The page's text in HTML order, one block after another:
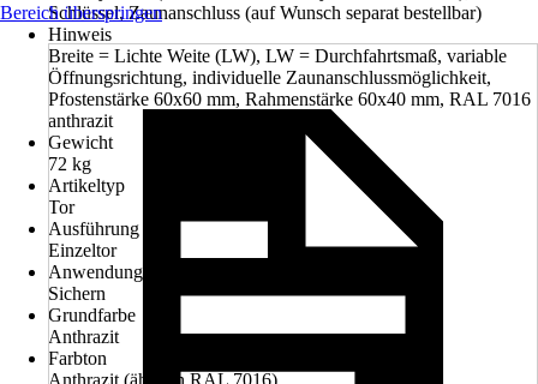
Schlüssel, Zaunanschluss (auf Wunsch separat bestellbar)
Hinweis
Breite = Lichte Weite (LW), LW = Durchfahrtsmaß, variable
Öffnungsrichtung, individuelle Zaunanschlussmöglichkeit,
Pfostenstärke 60x60 mm, Rahmenstärke 60x40 mm, RAL 7016
anthrazit
Gewicht
72 kg
Artikeltyp
Tor
Ausführung
Einzeltor
Anwendung
Sichern
Grundfarbe
Anthrazit
Farbton
Anthrazit (ähnlich RAL 7016)
Bereich überspringen